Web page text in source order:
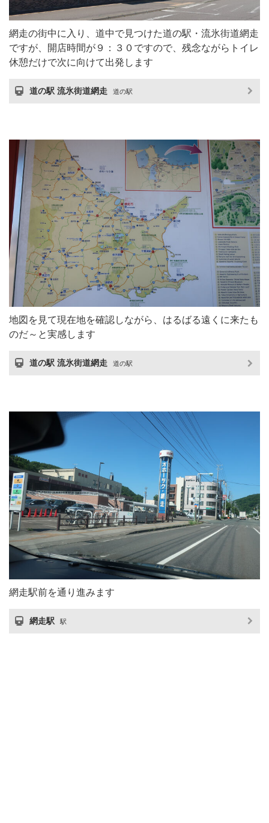
網走の街中に入り、道中で見つけた道の駅・流氷街道網走
ですが、開店時間が９：３０ですので、残念ながらトイレ
休憩だけで次に向けて出発します
道の駅 流氷街道網走 道の駅
地図を見て現在地を確認しながら、はるばる遠くに来たも
のだ～と実感します
道の駅 流氷街道網走 道の駅
網走駅前を通り進みます
網走駅 駅